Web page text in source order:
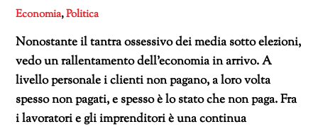
Economia,Politica
Nonostante il tantra ossessivo dei media sotto elezioni,
vedo un rallentamento dell’economia in arrivo. A
livello personale i clienti non pagano, a loro volta
spesso non pagati, e spesso è lo stato che non paga. Fra
i lavoratori e gli imprenditori è una continua